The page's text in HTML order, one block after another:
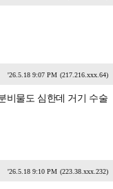
'26.5.18 9:07 PM (217.216.xxx.64)
비물도 심한데 거기 수술
'26.5.18 9:10 PM (223.38.xxx.232)